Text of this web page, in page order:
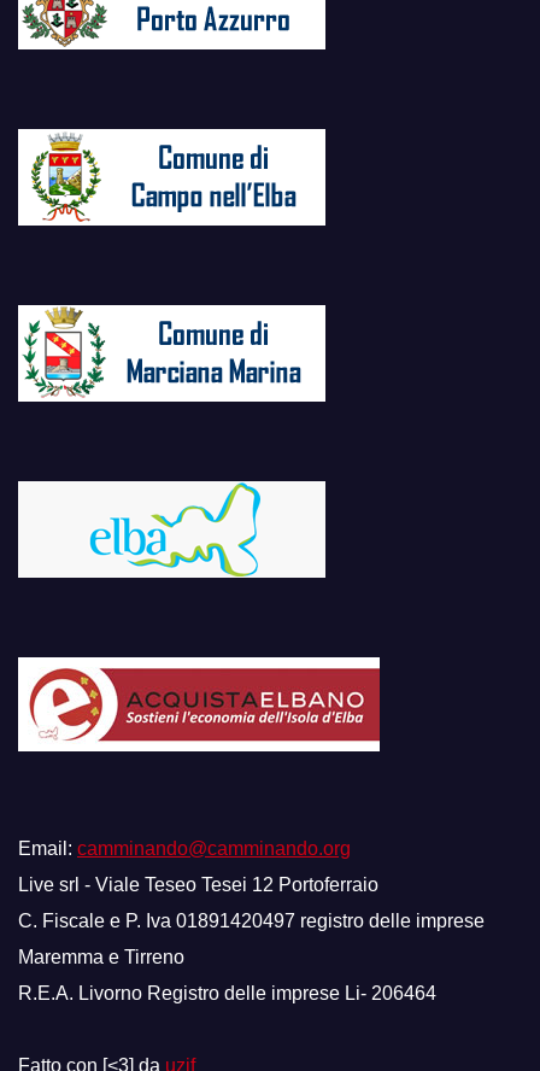
Email: camminando@camminando.org
Live srl - Viale Teseo Tesei 12 Portoferraio
C. Fiscale e P. Iva 01891420497 registro delle imprese
Maremma e Tirreno
R.E.A. Livorno Registro delle imprese Li- 206464
Fatto con [<3] da uzif